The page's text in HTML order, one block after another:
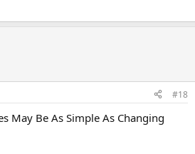
#18
May Be As Simple As Changing